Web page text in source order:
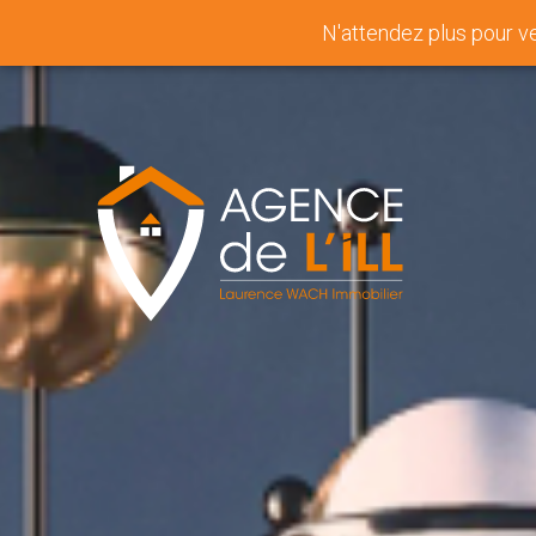
N'attendez plus pour